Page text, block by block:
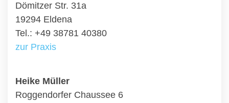
Dömitzer Str. 31a
19294 Eldena
Tel.: +49 38781 40380
zur Praxis
Heike Müller
Roggendorfer Chaussee 6